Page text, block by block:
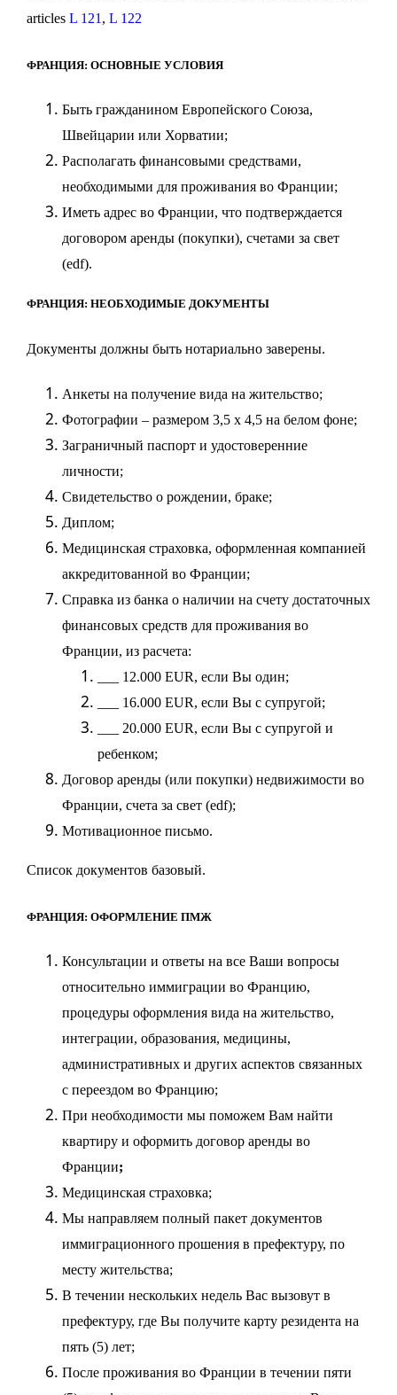
articles L 121 , L 122
ФРАНЦИЯ: ОСНОВНЫЕ УСЛОВИЯ
Быть гражданином Европейского Союза,
Швейцарии или Хорватии;
Располагать финансовыми средствами,
необходимыми для проживания во Франции;
Иметь адрес во Франции, что подтверждается
договором аренды (покупки), счетами за свет
(edf).
ФРАНЦИЯ: НЕОБХОДИМЫЕ ДОКУМЕНТЫ
Документы должны быть нотариально заверены.
Анкеты на получение вида на жительство;
Фотографии – размером 3,5 х 4,5 на белом фоне;
Заграничный паспорт и удостоверенние
личности;
Свидетельство о рождении, браке;
Диплом;
Медицинская страховка, оформленная компанией
аккредитованной во Франции;
Справка из банка о наличии на счету достаточных
финансовых средств для проживания во
Франции, из расчета:
___ 12.000 EUR, если Вы один;
___ 16.000 EUR, если Вы с супругой;
___ 20.000 EUR, если Вы с супругой и
ребенком;
Договор аренды (или покупки) недвижимости во
Франции, счета за свет (edf);
Мотивационное письмо.
Список документов базовый.
ФРАНЦИЯ: ОФОРМЛЕНИЕ ПМЖ
Консультации и ответы на все Ваши вопросы
относительно иммиграции во Францию,
процедуры оформления вида на жительство,
интеграции, образования, медицины,
административных и других аспектов связанных
с переездом во Францию;
При необходимости мы поможем Вам найти
квартиру и оформить договор аренды во
Франции;
Медицинская страховка;
Мы направляем полный пакет документов
иммиграционного прошения в префектуру, по
месту жительства;
В течении нескольких недель Вас вызовут в
префектуру, где Вы получите карту резидента на
пять (5) лет;
После проживания во Франции в течении пяти